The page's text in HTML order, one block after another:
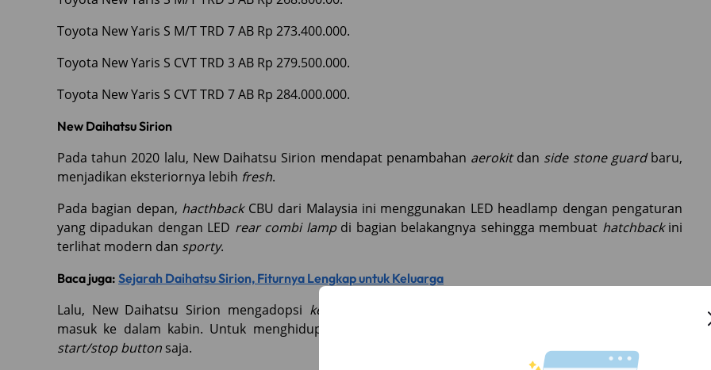
Toyota New Yaris S M/T TRD 7 AB Rp 273.400.000.
Toyota New Yaris S CVT TRD 3 AB Rp 279.500.000.
Toyota New Yaris S CVT TRD 7 AB Rp 284.000.000.
New Daihatsu Sirion
Pada tahun 2020 lalu, New Daihatsu Sirion mendapat penambahan aerokitdan side stone guardbaru,
menjadikan eksteriornya lebih fresh.
Pada bagian depan, hacthbackCBU dari Malaysia ini menggunakan LED headlamp dengan pengaturan
yang dipadukan dengan LED rear combi lampdi bagian belakangnya sehingga membuat hatchbackini
terlihat modern dan sporty.
Baca juga: Sejarah Daihatsu Sirion, Fiturnya Lengkap untuk Keluarga
Lalu, New Daihatsu Sirion mengadopsi key free system
masuk ke dalam kabin. Untuk menghidupkan atau mematikan mesin, pengendara cukup menekan
start/stop button saja.